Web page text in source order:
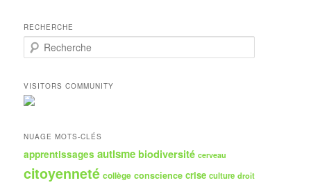
RECHERCHE
e
h
e
r
h
VISITORS COMMUNITY
NUAGE MOTS-CLÉS
apprentissages autisme biodiversité cerveau
citoyenneté collège conscience crise culture droit